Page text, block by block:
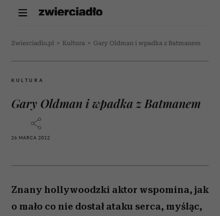
Zwierciadlo.pl > Kultura > Gary Oldman i wpadka z Batmanem
KULTURA
Gary Oldman i wpadka z Batmanem
26 MARCA 2012
Znany hollywoodzki aktor wspomina, jak
o mało co nie dostał ataku serca, myśląc,